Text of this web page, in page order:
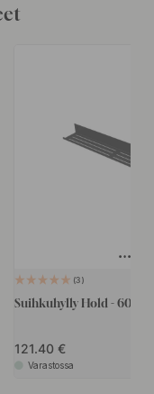
3
Suihkuhylly Hold -
121.40
Varastossa